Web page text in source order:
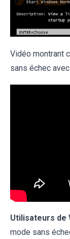
Vidéo montrant
sans échec
Utilisateurs de
mode sans